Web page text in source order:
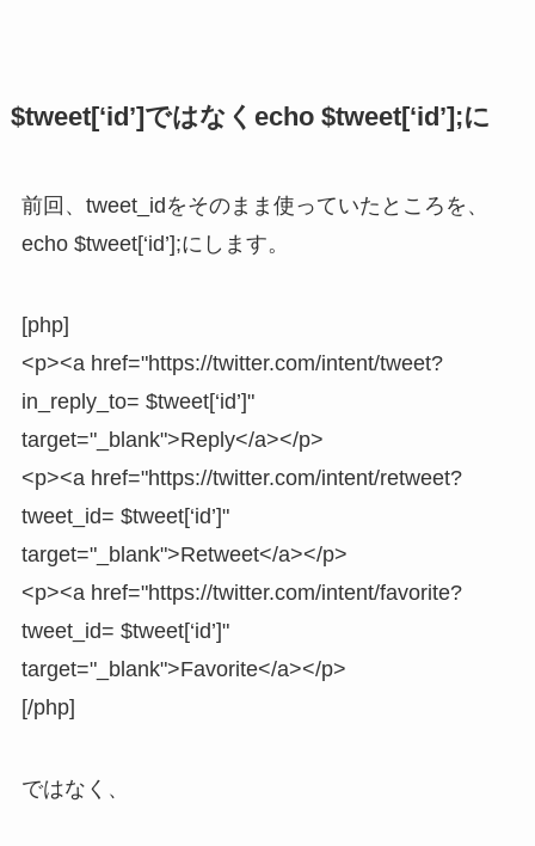
$tweet[‘id’]ではなくecho $tweet[‘id’];に
前回、tweet_idをそのまま使っていたところを、
echo $tweet[‘id’];にします。
[php]
<p><a href="https://twitter.com/intent/tweet?
in_reply_to= $tweet[‘id’]"
target="_blank">Reply</a></p>
<p><a href="https://twitter.com/intent/retweet?
tweet_id= $tweet[‘id’]"
target="_blank">Retweet</a></p>
<p><a href="https://twitter.com/intent/favorite?
tweet_id= $tweet[‘id’]"
target="_blank">Favorite</a></p>
[/php]
ではなく、